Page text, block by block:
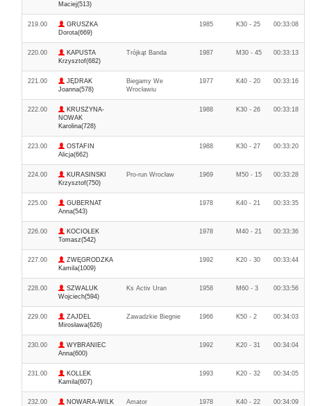
Maciej(513)
219.00
GRUSZKA
Dorota(669)
1985 K30 - 25 00:33:08
220.00
KAPUSTA
Krzysztof(682)
Trójkąt Banda 1987 M30 - 45 00:33:13
221.00
JĘDRAK
Joanna(578)
Biegamy We
Wrocławiu
1977 K40 - 20 00:33:16
222.00
KRUSZYNA-
NOWAK
Karolina(728)
1988 K30 - 26 00:33:18
223.00
OSTAFIN
Alicja(662)
1988 K30 - 27 00:33:20
224.00
KURASINSKI
Krzysztof(750)
Pro-run Wrocław 1969 M50 - 15 00:33:28
225.00
GUBERNAT
Anna(543)
1978 K40 - 21 00:33:35
226.00
KOCIOŁEK
Tomasz(542)
1978 M40 - 21 00:33:36
227.00
ZWĘGRODZKA
Kamila(1009)
1992 K20 - 30 00:33:44
228.00
SZWALUK
Wojciech(594)
Ks Activ Uran 1958 M60 - 3 00:33:56
229.00
ZAJDEL
Mirosława(626)
Zawadzkie Biegnie 1966 K50 - 2 00:34:03
230.00
WYBRANIEC
Anna(600)
1992 K20 - 31 00:34:04
231.00
KOLLEK
Kamila(607)
1993 K20 - 32 00:34:05
232.00
NOWARA-WILK
Amator 1978 K40 - 22 00:34:09